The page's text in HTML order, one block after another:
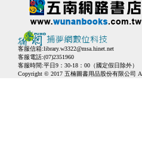
客服信箱:library.w3322@msa.hinet.net
客服電話:(07)2351960
客服時間:平日9：30-18：00（國定假日除外）
Copyright © 2017 五楠圖書用品股份有限公司